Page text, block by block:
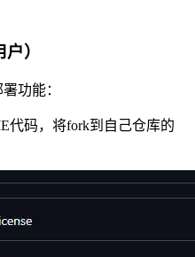
）
功能：
代码，将fork到自己仓库的